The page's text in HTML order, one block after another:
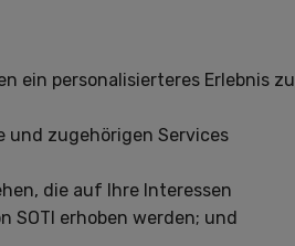
ein personalisierteres Erlebnis zu
und zugehörigen Services
die auf Ihre Interessen
erhoben werden; und